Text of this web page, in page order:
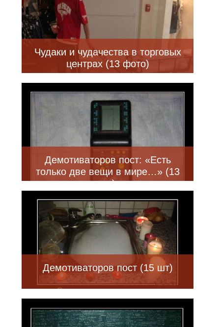
Чудаки и чудачества в торговых
центрах (13 фото)
Демотиваторов пост: «Есть
только две вещи в мире…» (13
шт)
Демотиваторов пост (15 шт)